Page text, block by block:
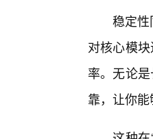
稳定
对核心模
率。无论
靠，让你